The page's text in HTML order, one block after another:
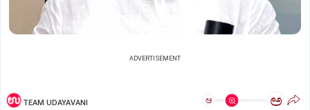
ADVERTISEMENT
TEAM UDAYAVANI ಅ ಅ